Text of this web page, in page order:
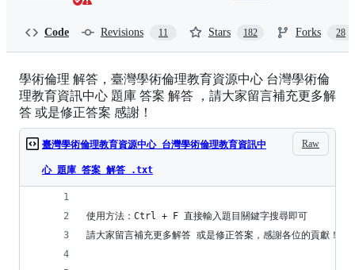
Code Revisions 11 Stars 182 Forks 28
學術倫理 解答，臺灣學術倫理教育資源中心 台灣學術倫
理教育資訊中心 題庫 答案 解答 ，請大家留言補充更多解
答 或是修正答案 感謝！
Raw
臺灣學術倫理教育資源中心 台灣學術倫理教育資訊中
心 題庫 答案 解答 .txt
使用方法：Ctrl + F 直接輸入題目關鍵字搜尋即可
請大家留言補充更多解答 或是修正答案，感謝各位的貢獻！